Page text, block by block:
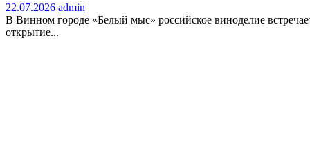
22.07.2026 admin
В Винном городе «Белый мыс» российское виноделие
открытие...